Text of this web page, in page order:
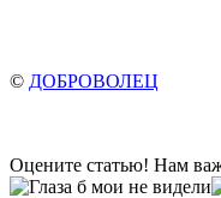
© ДОБРОВОЛЕЦ
Оцените статью! Нам